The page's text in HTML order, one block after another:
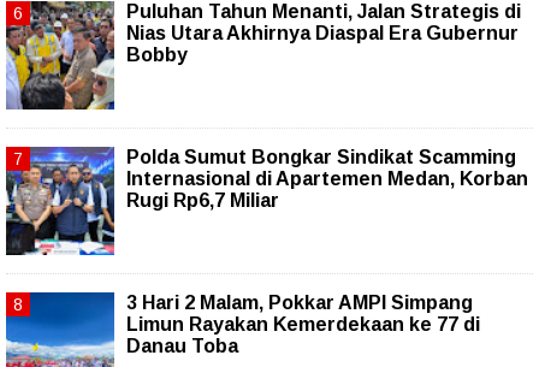
Puluhan Tahun Menanti, Jalan Strategis di
Nias Utara Akhirnya Diaspal Era Gubernur
Bobby
Polda Sumut Bongkar Sindikat Scamming
Internasional di Apartemen Medan, Korban
Rugi Rp6,7 Miliar
3 Hari 2 Malam, Pokkar AMPI Simpang
Limun Rayakan Kemerdekaan ke 77 di
Danau Toba